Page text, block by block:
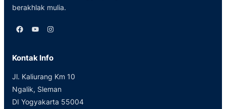
berakhlak mulia.
Facebook YouTube Instagram
Kontak Info
Jl. Kaliurang Km 10
Ngalik, Sleman
DI Yogyakarta 55004